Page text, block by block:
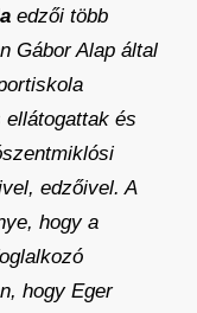
edzői több
Gábor Alap által
és
edzőivel. A
hogy a
hogy Eger